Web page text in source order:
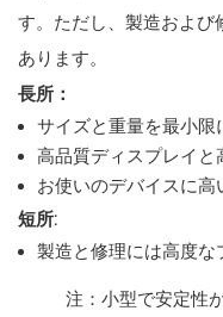
す。ただし、製造および
あります。
長所：
サイズと重量を最小限
高品質ディスプレイ
お使いのデバイスに
短所:
製造と修理には高度な
注：小型で安定性